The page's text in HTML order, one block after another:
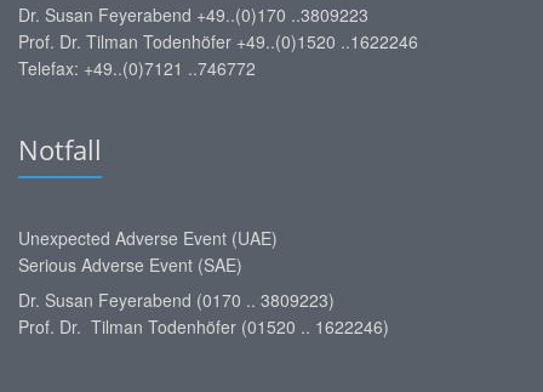
Dr. Susan Feyerabend +49..(0)170 ..3809223
Prof. Dr. Tilman Todenhöfer +49..(0)1520 ..1622246
Telefax: +49..(0)7121 ..746772
Notfall
Unexpected Adverse Event (UAE)
Serious Adverse Event (SAE)
Dr. Susan Feyerabend (0170 .. 3809223)
Prof. Dr. Tilman Todenhöfer (01520 .. 1622246)